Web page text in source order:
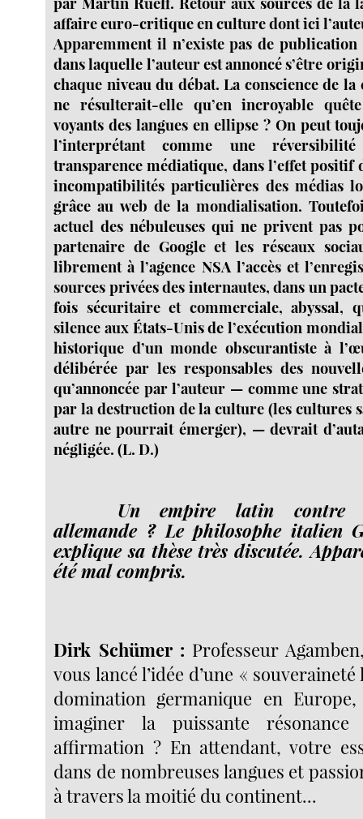
affaire euro-critique en culture dont ici
Apparemment il n’existe pas de
dans laquelle l’auteur est annoncé s’être
chaque niveau du débat. La conscience de
ne résulterait-elle qu’en incroyable
voyants des langues en ellipse ? On peut
l’interprétant comme une
transparence médiatique, dans l’effet positif
incompatibilités particulières des médias
grâce au web de la mondialisation.
actuel des nébuleuses qui ne privent pas
partenaire de Google et les réseaux
librement à l’agence NSA l’accès et
sources privées des internautes, dans un
fois sécuritaire et commerciale, abyssal,
silence aux États-Unis de l’exécution
historique d’un monde obscurantiste à
délibérée par les responsables des
qu’annoncée par l’auteur — comme une
par la destruction de la culture (les cultures
autre ne pourrait émerger), — devrait
négligée. (L. D.)
Un empire latin contre
allemande ? Le philosophe italien
explique sa thèse très discutée.
été mal compris.
Dirk Schümer : Professeur
vous lancé l’idée d’une «
domination germanique en
imaginer la puissante résonance
affirmation ? En attendant, votre
dans de nombreuses langues et
à travers la moitié du continent...